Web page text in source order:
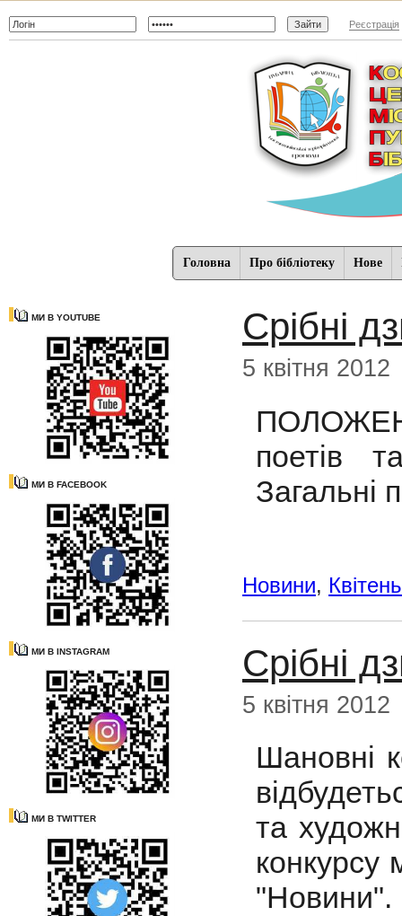
Реєстрація
Головна Про бібліотеку Нове
МИ В YOUTUBE
МИ В FACEBOOK
МИ В INSTAGRAM
МИ В TWITTER
Срібні
5 квітня 2012
поетів
Загальні
Новини, Квітень
Срібні
5 квітня 2012
Шановні
та
конкурсу
"Новини".